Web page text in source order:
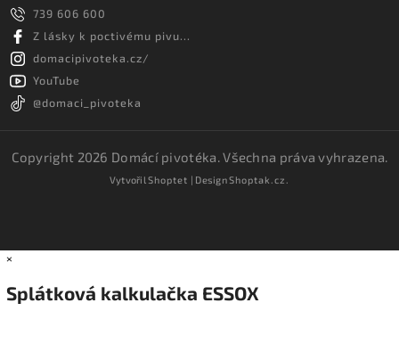
739 606 600
Z lásky k poctivému pivu...
domacipivoteka.cz/
YouTube
@domaci_pivoteka
Copyright 2026 Domácí pivotéka. Všechna práva vyhrazena.
VytvořilShoptet | DesignShoptak.cz.
×
Splátková kalkulačka ESSOX